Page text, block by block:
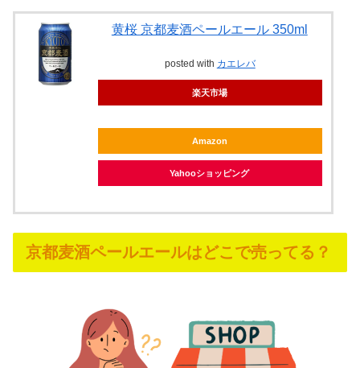
黄桜 京都麦酒ペールエール 350ml
posted with カエレバ
楽天市場
Amazon
Yahooショッピング
京都麦酒ペールエールはどこで売ってる？